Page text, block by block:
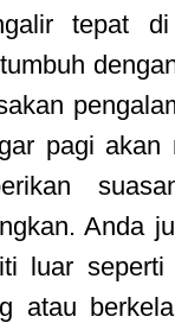
tepat
pagi akan
Anda
luar seperti
atau